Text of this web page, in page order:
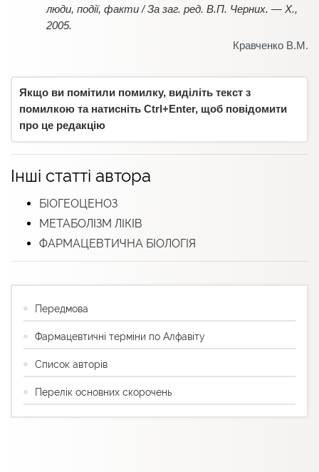
люди, події, факти / За заг. ред. В.П. Черних. — Х.,
2005.
Кравченко В.М.
Якщо ви помітили помилку, виділіть текст з
помилкою та натисніть Ctrl+Enter, щоб повідомити
про це редакцію
Інші статті автора
БІОГЕОЦЕНОЗ
МЕТАБОЛІЗМ ЛІКІВ
ФАРМАЦЕВТИЧНА БІОЛОГІЯ
Передмова
Фармацевтичні терміни по Алфавіту
Список авторів
Перелік основних скорочень